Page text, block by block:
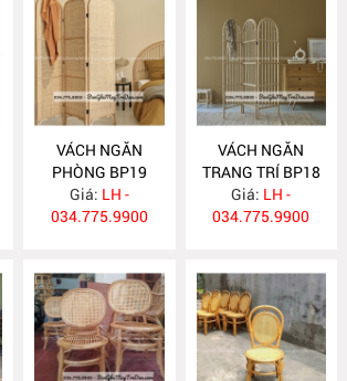
VÁCH NGĂN
PHÒNG BP19
Giá: LH -
034.775.9900
VÁCH NGĂN
TRANG TRÍ BP18
Giá: LH -
034.775.9900